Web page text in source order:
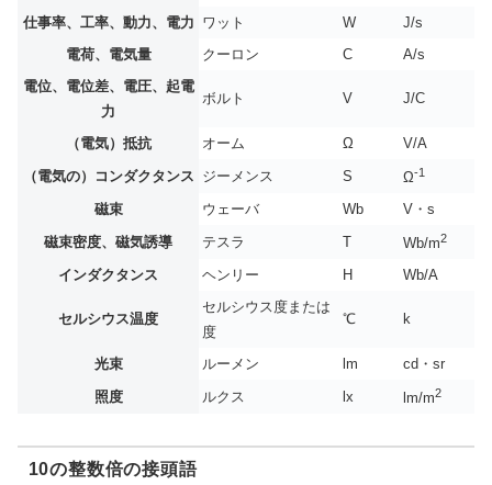
仕事率、工率、動力、電力 ワット W
J/s
電荷、電気量
クーロン C
A/s
電位、電位差、電圧、起電
力
ボルト V J/C
（電気）抵抗 オーム Ω
V/A
（電気の）コンダクタンス ジーメンス S Ω-1
磁束 ウェーバ Wb
V・s
磁束密度、磁気誘導
テスラ T Wb/m2
インダクタンス ヘンリー H Wb/A
セルシウス温度
セルシウス度または
度
℃ k
光束 ルーメン lm
cd・sr
照度
ルクス lx lm/m2
10の整数倍の接頭語